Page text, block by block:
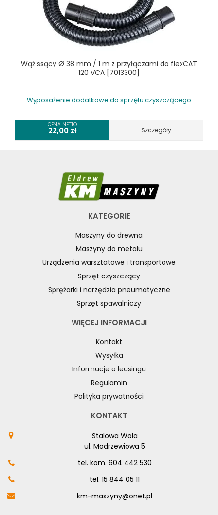
Wąż ssący Ø 38 mm / 1 m z przyłączami do flexCAT
120 VCA [7013300]
Wyposażenie dodatkowe do sprzętu czyszczącego
CENA NETTO
22,00 zł Szczegóły
KATEGORIE
Maszyny do drewna
Maszyny do metalu
Urządzenia warsztatowe i transportowe
Sprzęt czyszczący
Sprężarki i narzędzia pneumatyczne
Sprzęt spawalniczy
WIĘCEJ INFORMACJI
Kontakt
Wysyłka
Informacje o leasingu
Regulamin
Polityka prywatności
KONTAKT
Stalowa Wola
ul. Modrzewiowa 5
tel. kom. 604 442 530
tel. 15 844 05 11
km-maszyny@onet.pl